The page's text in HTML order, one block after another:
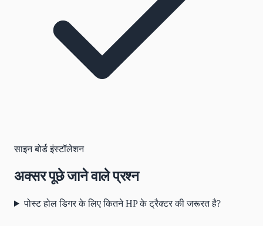
साइन बोर्ड इंस्टॉलेशन
अक्सर पूछे जाने वाले प्रश्न
पोस्ट होल डिगर के लिए कितने HP के ट्रैक्टर की जरूरत है?